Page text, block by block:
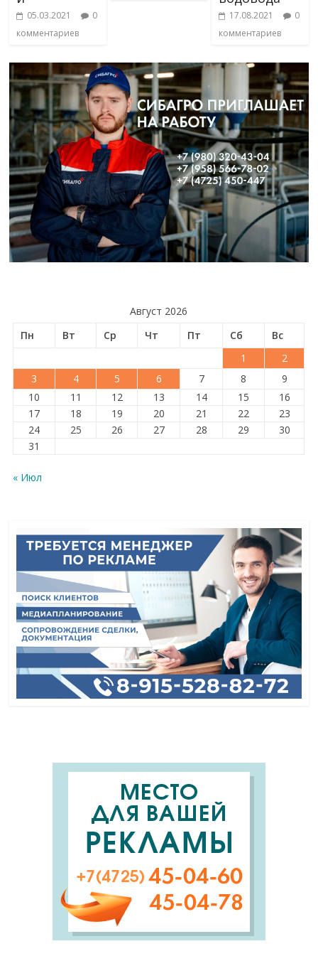
05.03.2021
0
комментариев
17.08.2021
0
комментариев
Август 2026
Пн
Вт Ср Чт Пт Сб
Вс
1
2
3
4 5 6 7 8
9
10
11 12 13 14 15
16
17
18 19 20 21 22
23
24
25 26 27 28 29
30
31
« Июл